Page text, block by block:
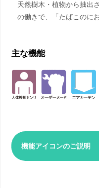
天然樹木・植物から抽出
の働きで、「たばこのに
主な機能
機能アイコンのご説明